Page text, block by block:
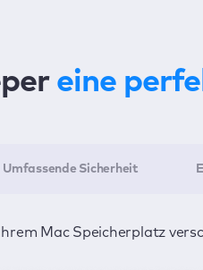
eine
Umfassende Sicherheit
Mac Speicherplatz
Adware geschützt –
optimal einsetzen: ein